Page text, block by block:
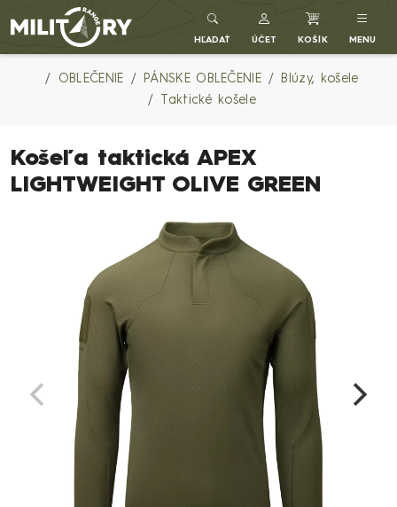
Army shop MILITARY RANGE SK
HĽADAŤ ÚČET KOŠÍK MENU
OBLEČENIE PÁNSKE OBLEČENIE
Blúzy, košele
Taktické košele
Košeľa taktická APEX
LIGHTWEIGHT OLIVE GREEN